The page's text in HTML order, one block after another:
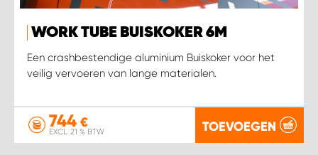
WORK TUBE BUISKOKER 6M
Een crashbestendige aluminium Buiskoker voor het
veilig vervoeren van lange materialen.
744 €
EXCL. 21 % BTW TOEVOEGEN